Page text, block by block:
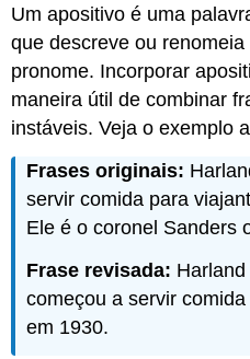
Um apositivo é uma
que descreve ou
pronome. Incorporar
maneira útil de combinar
instáveis. Veja o exemplo
Frases originais:
servir comida para
Ele é o coronel Sanders
Frase revisada: Harland
começou a servir
em 1930.